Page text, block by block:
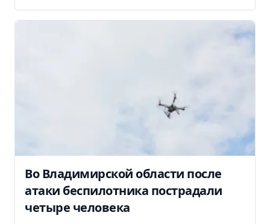
Во Владимирской области после
атаки беспилотника пострадали
четыре человека